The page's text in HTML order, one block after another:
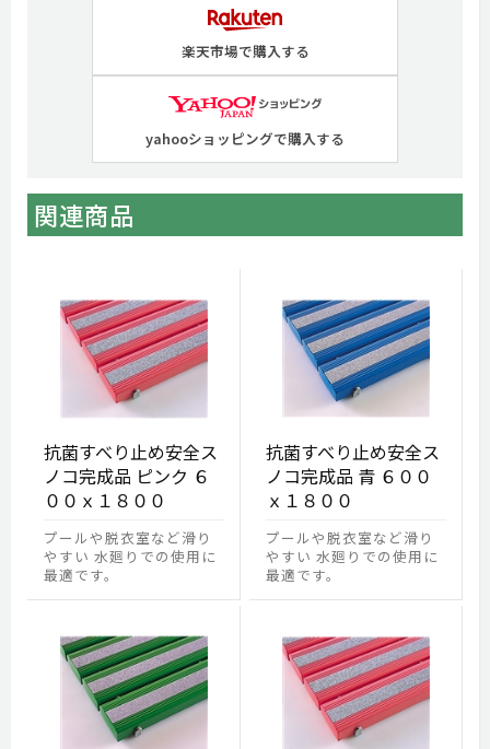
楽天市場で購入する
yahooショッピングで購入する
関連商品
抗菌すべり止め安全ス
ノコ完成品 ピンク ６
００ｘ１８００
プールや脱衣室など滑り
やすい 水廻りでの使用に
最適です。
抗菌すべり止め安全ス
ノコ完成品 青 ６００
ｘ１８００
プールや脱衣室など滑り
やすい 水廻りでの使用に
最適です。